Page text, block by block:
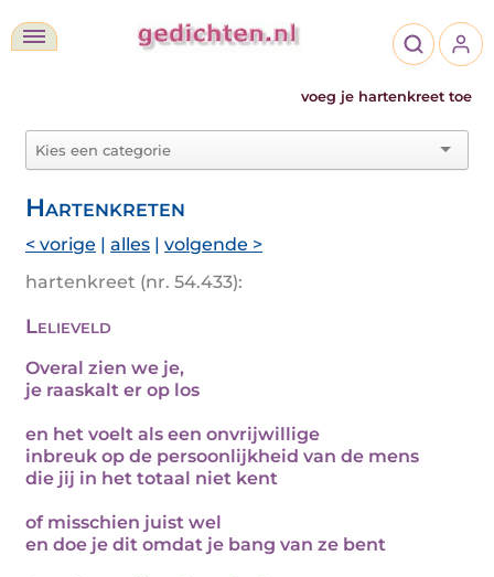
voeg je hartenkreet toe
Hartenkreten
< vorige | alles | volgende >
hartenkreet (nr. 54.433):
Lelieveld
Overal zien we je,
je raaskalt er op los
en het voelt als een onvrijwillige
inbreuk op de persoonlijkheid van de mens
die jij in het totaal niet kent
of misschien juist wel
en doe je dit omdat je bang van ze bent